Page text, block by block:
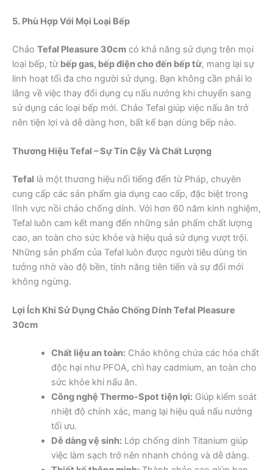
5. Phù Hợp Với Mọi Loại Bếp
Chảo Tefal Pleasure 30cm có khả năng sử dụng trên mọi
loại bếp, từ bếp gas, bếp điện cho đến bếp từ, mang lại sự
linh hoạt tối đa cho người sử dụng. Bạn không cần phải lo
lắng về việc thay đổi dụng cụ nấu nướng khi chuyển sang
sử dụng các loại bếp mới. Chảo Tefal giúp việc nấu ăn trở
nên tiện lợi và dễ dàng hơn, bất kể bạn dùng bếp nào.
Thương Hiệu Tefal – Sự Tin Cậy Và Chất Lượng
Tefal là một thương hiệu nổi tiếng đến từ Pháp, chuyên
cung cấp các sản phẩm gia dụng cao cấp, đặc biệt trong
lĩnh vực nồi chảo chống dính. Với hơn 60 năm kinh nghiệm,
Tefal luôn cam kết mang đến những sản phẩm chất lượng
cao, an toàn cho sức khỏe và hiệu quả sử dụng vượt trội.
Những sản phẩm của Tefal luôn được người tiêu dùng tin
tưởng nhờ vào độ bền, tính năng tiên tiến và sự đổi mới
không ngừng.
Lợi Ích Khi Sử Dụng Chảo Chống Dính Tefal Pleasure
30cm
Chất liệu an toàn:Chảo không chứa các hóa chất
độc hại như PFOA, chì hay cadmium, an toàn cho
sức khỏe khi nấu ăn.
Công nghệ Thermo-Spot tiện lợi:Giúp kiểm soát
nhiệt độ chính xác, mang lại hiệu quả nấu nướng
tối ưu.
Dễ dàng vệ sinh:Lớp chống dính Titanium giúp
việc làm sạch trở nên nhanh chóng và dễ dàng.